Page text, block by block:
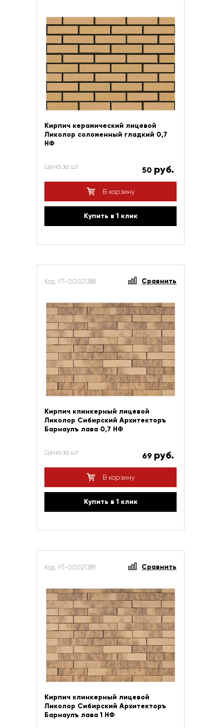
Кирпич керамический лицевой
Ликолор соломенный гладкий 0,7
НФ
Цена за шт 50 руб.
В корзину
Купить в 1 клик
Код: УТ-00021388 Сравнить
Кирпич клинкерный лицевой
Ликолор Сибирский Архитекторъ
Барнаулъ лава 0,7 НФ
Цена за шт 69 руб.
В корзину
Купить в 1 клик
Код: УТ-00021389 Сравнить
Кирпич клинкерный лицевой
Ликолор Сибирский Архитекторъ
Барнаулъ лава 1 НФ